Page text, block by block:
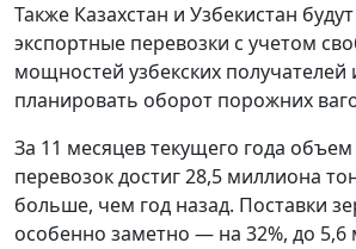
Также Казахстан и Узбекистан
экспортные перевозки с учетом
мощностей узбекских получателей
планировать оборот порожних
За 11 месяцев текущего года
перевозок достиг 28,5 миллиона
больше, чем год назад. Поставки
особенно заметно — на 32%, до 5,6